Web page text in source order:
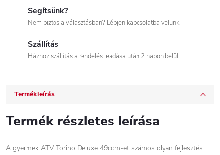
Segítsünk?
Nem biztos a választásban? Lépjen kapcsolatba velünk.
Szállítás
Házhoz szállítás a rendelés leadása után 2 napon belül.
Termékleírás
Termék részletes leírása
A gyermek ATV Torino Deluxe 49ccm-et számos olyan fejlesztés